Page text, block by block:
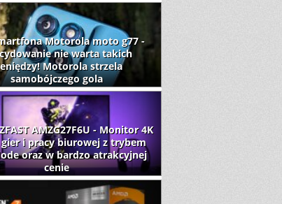
Motorola moto g77 -
nie warta takich
Motorola strzela
samobójczego gola
AMZG27F6U - Monitor 4K
gier i pracy biurowej z trybem
oraz w bardzo atrakcyjnej
cenie